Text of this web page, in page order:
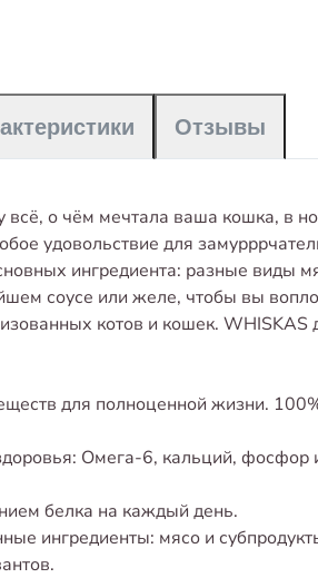
Отзывы
о чём мечтала ваша кошка, в
удовольствие для
ингредиента: разные виды
соусе или желе, чтобы вы
котов и кошек. WHISKAS
для полноценной жизни.
Омега-6, кальций, фосфор
белка на каждый день.
ингредиенты: мясо и